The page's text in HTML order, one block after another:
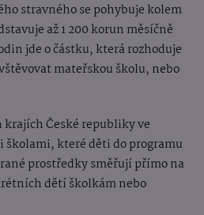
stravného se pohybuje kolem
až 1 200 korun měsíčně
jde o částku, která rozhoduje
mateřskou školu, nebo
České republiky ve
školami, které děti do programu
prostředky směřují přímo na
dětí školkám nebo